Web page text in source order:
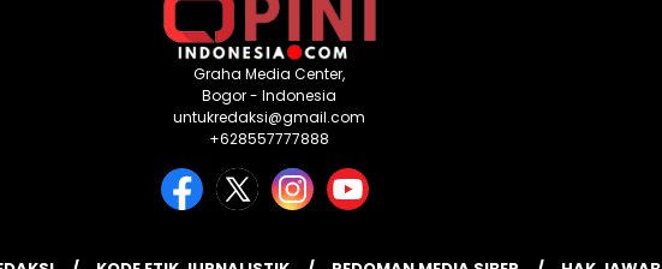
Graha Media Center,
Bogor - Indonesia
untukredaksi@gmail.com
+628557777888